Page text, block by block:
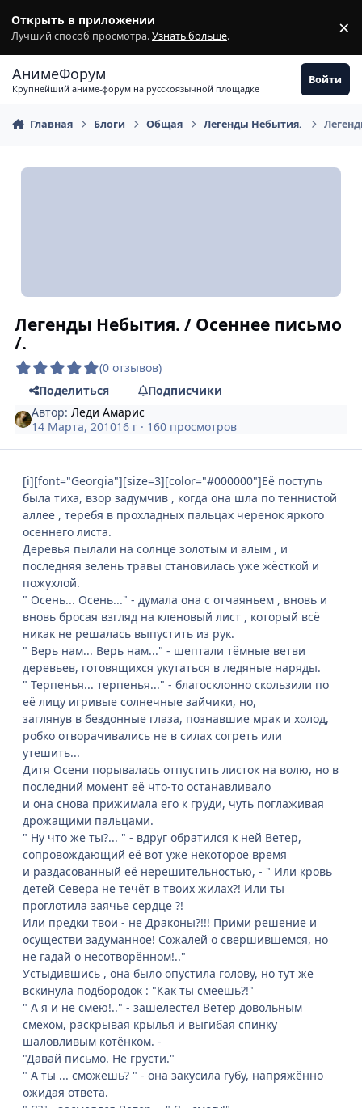
Открыть в приложении
Лучший способ просмотра.Узнать больше. ×
АнимеФорум
Крупнейший аниме-форум на русскоязычной площадке
Войти
Главная Блоги Общая Легенды Небытия.
Легенды Небытия. / Осеннее письмо
/.
(0 отзывов)
Поделиться
Подписчики
Автор:Леди Амарис
14 Марта, 201016 г · 160 просмотров
[i][font="Georgia"][size=3][color="#000000"]Её поступь
была тиха, взор задумчив , когда она шла по теннистой
аллее , теребя в прохладных пальцах черенок яркого
осеннего листа.
Деревья пылали на солнце золотым и алым , и
последняя зелень травы становилась уже жёсткой и
пожухлой.
" Осень... Осень..." - думала она с отчаяньем , вновь и
вновь бросая взгляд на кленовый лист , который всё
никак не решалась выпустить из рук.
" Верь нам... Верь нам..." - шептали тёмные ветви
деревьев, готовящихся укутаться в ледяные наряды.
" Терпенья... терпенья..." - благосклонно скользили по
её лицу игривые солнечные зайчики, но,
заглянув в бездонные глаза, познавшие мрак и холод,
робко отворачивались не в силах согреть или
утешить...
Дитя Осени порывалась отпустить листок на волю, но в
последний момент её что-то останавливало
и она снова прижимала его к груди, чуть поглаживая
дрожащими пальцами.
" Ну что же ты?... " - вдруг обратился к ней Ветер,
сопровождающий её вот уже некоторое время
и раздасованный её нерешительностью, - " Или кровь
детей Севера не течёт в твоих жилах?! Или ты
проглотила заячье сердце ?!
Или предки твои - не Драконы?!!! Прими решение и
осуществи задуманное! Сожалей о свершившемся, но
не гадай о несотворённом!.."
Устыдившись , она было опустила голову, но тут же
вскинула подбородок : "Как ты смеешь?!"
" А я и не смею!.." - зашелестел Ветер довольным
смехом, раскрывая крылья и выгибая спинку
шаловливым котёнком. -
"Давай письмо. Не грусти."
" А ты ... сможешь? " - она закусила губу, напряжённо
ожидая ответа.